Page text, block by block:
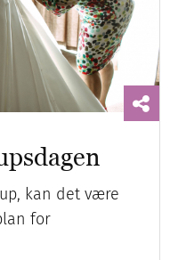
kan det være
for